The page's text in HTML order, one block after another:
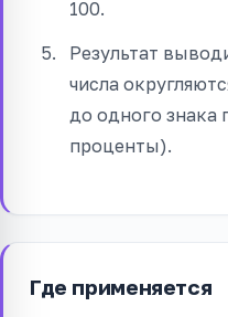
100.
Результат
числа
до одного знака
проценты).
Где применяется